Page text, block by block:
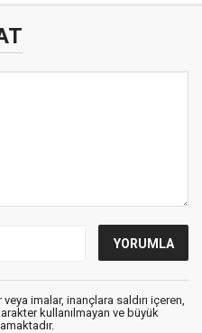
imalar, inançlara saldırı içeren,
kullanılmayan ve büyük